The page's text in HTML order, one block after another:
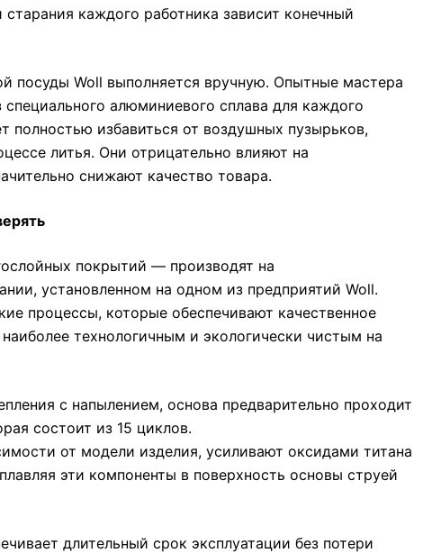
каждого работника зависит конечный
посуды Woll выполняется вручную. Опытные мастера
специального алюминиевого сплава для каждого
полностью избавиться от воздушных пузырьков,
литья. Они отрицательно влияют на
снижают качество товара.
покрытий — производят на
установленном на одном из предприятий Woll.
процессы, которые обеспечивают качественное
технологичным и экологически чистым на
с напылением, основа предварительно проходит
состоит из 15 циклов.
от модели изделия, усиливают оксидами титана
эти компоненты в поверхность основы струей
длительный срок эксплуатации без потери